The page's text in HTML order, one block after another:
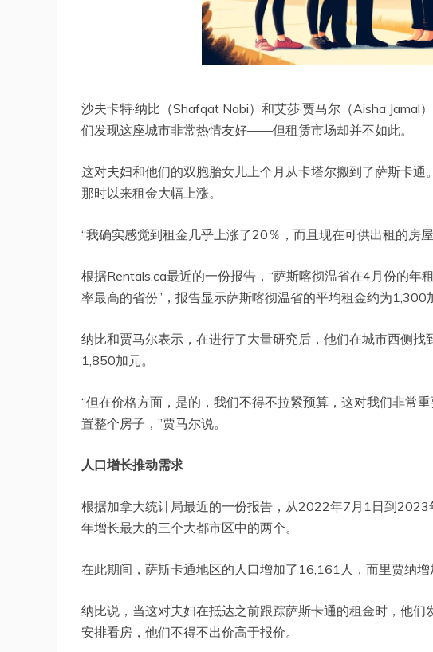
沙夫卡特·纳比（Shafqat Nabi）和艾莎·贾马尔（Aisha
们发现这座城市非常热情友好——但租赁市场却并不如此。
这对夫妇和他们的双胞胎女儿上个月从卡塔尔搬到了萨斯卡
那时以来租金大幅上涨。
“我确实感觉到租金几乎上涨了20％，而且现在可供出租的房屋
根据Rentals.ca最近的一份报告，“萨斯喀彻温省在4月份的年
率最高的省份”，报告显示萨斯喀彻温省的平均租金约为1,300
纳比和贾马尔表示，在进行了大量研究后，他们在城市西侧
1,850加元。
“但在价格方面，是的，我们不得不拉紧预算，这对我们非常
置整个房子，”贾马尔说。
人口增长推动需求
根据加拿大统计局最近的一份报告，从2022年7月1日到
年增长最大的三个大都市区中的两个。
在此期间，萨斯卡通地区的人口增加了16,161人，而里贾纳增
纳比说，当这对夫妇在抵达之前跟踪萨斯卡通的租金时，他
安排看房，他们不得不出价高于报价。